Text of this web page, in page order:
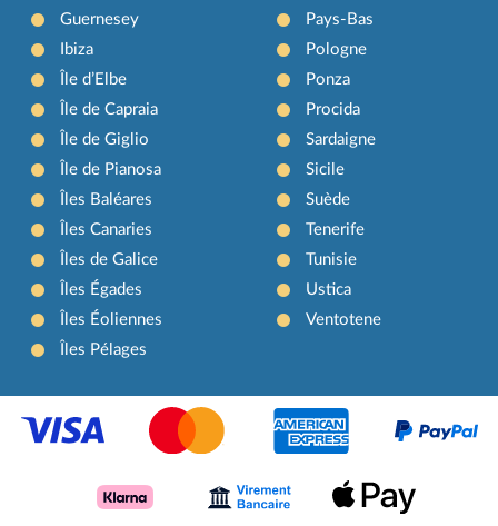
Guernesey
Ibiza
Île d’Elbe
Île de Capraia
Île de Giglio
Île de Pianosa
Îles Baléares
Îles Canaries
Îles de Galice
Îles Égades
Îles Éoliennes
Îles Pélages
Pays-Bas
Pologne
Ponza
Procida
Sardaigne
Sicile
Suède
Tenerife
Tunisie
Ustica
Ventotene